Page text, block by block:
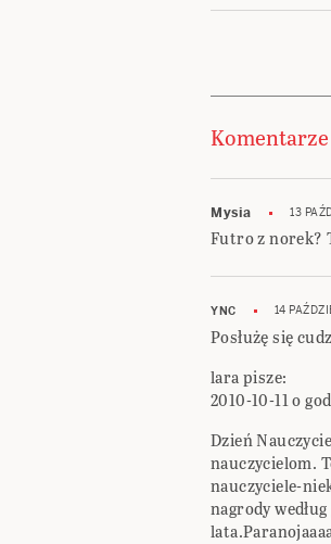
wpisu
Komentarze
Mysia 13
Futro z norek?
YNC 14
Posłużę się
lara pisze:
2010-10-11 o
Dzień
nauczycielom.
nauczyciele-
nagrody